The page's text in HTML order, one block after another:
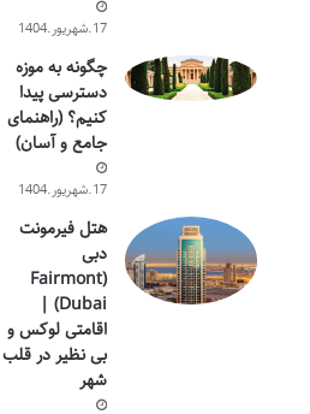
17.شهریور.1404
چگونه به موزه
دسترسی پیدا
کنیم؟ (راهنمای
جامع و آسان)
17.شهریور.1404
هتل فیرمونت
دبی
(Fairmont
Dubai) |
اقامتی لوکس و
بی نظیر در قلب
شهر